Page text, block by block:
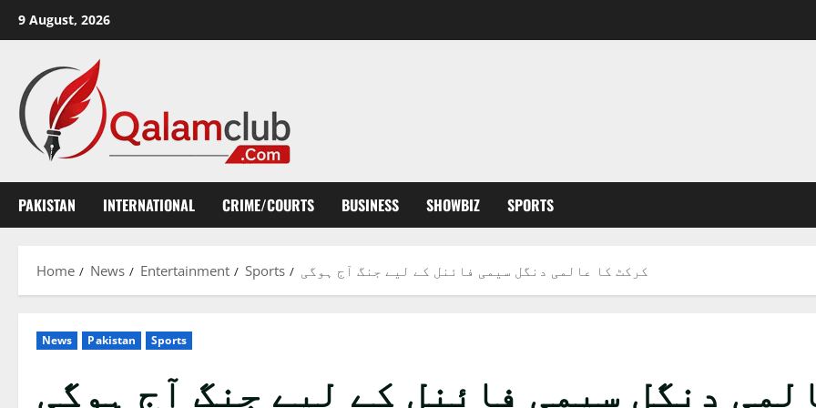
9 August, 2026
PAKISTAN INTERNATIONAL CRIME/COURTS BUSINESS SHOWBIZ SPORTS
Home News Entertainment Sports کرکٹ کا عالمی دنگل سیمی فائنل کے لیے جنگ آج ہوگی
News Pakistan Sports
دنگل سیمی فائنل کے لیے جنگ آج ہوگی